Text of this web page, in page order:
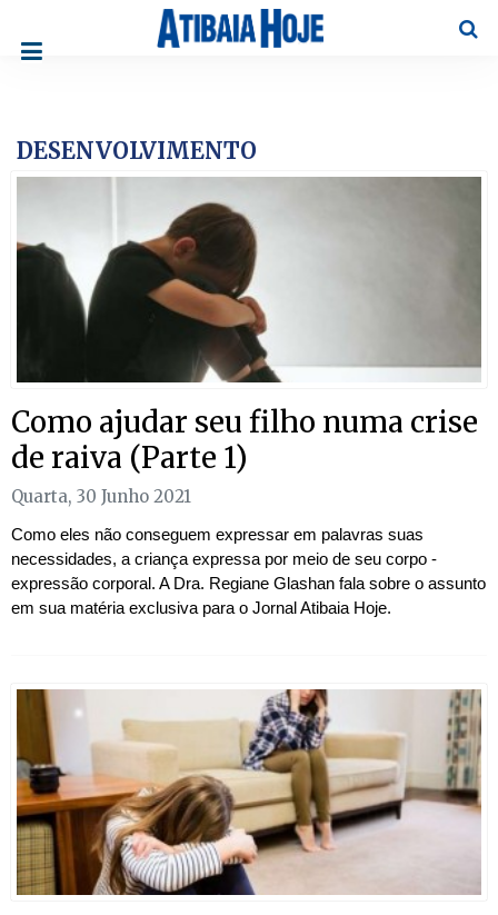
DESENVOLVIMENTO
Como ajudar seu filho numa crise
de raiva (Parte 1)
Quarta, 30 Junho 2021
Como eles não conseguem expressar em palavras suas
necessidades, a criança expressa por meio de seu corpo -
expressão corporal. A Dra. Regiane Glashan fala sobre o assunto
em sua matéria exclusiva para o Jornal Atibaia Hoje.